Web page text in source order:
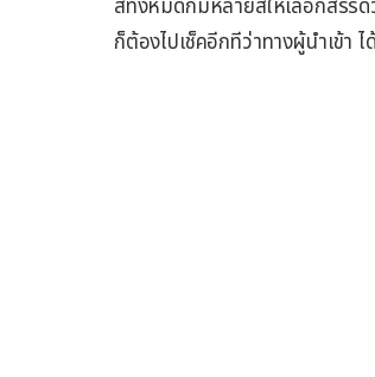
สีทั้งหมดก็มีหลายสีให้เลือกสรร
ก็ต้องไปเช็คอีกทีว่าทางผู้นำเข้า